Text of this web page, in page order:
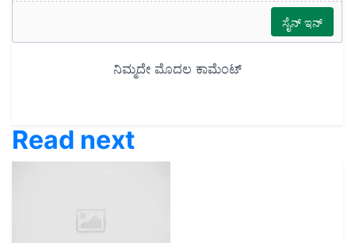
Read next